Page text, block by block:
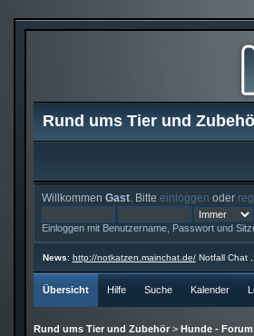
Rund ums Tier und
Willkommen Gast. Bitte einloggen oder
Einloggen mit Benutzername, Passwort und
News: http://notkatzen.mainchat.de/Notfall Chat ,
Übersicht Hilfe Suche Kalender
Rund ums Tier und Zubehör> Hunde - Forum